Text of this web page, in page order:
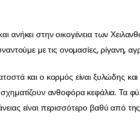
στην οικογένεια των
με τις ονομασίες, ρίγανη,
και ο κορμός είναι ξυλώδης
ανθοφόρα κεφάλια.
είναι περισσότερο βαθύ από